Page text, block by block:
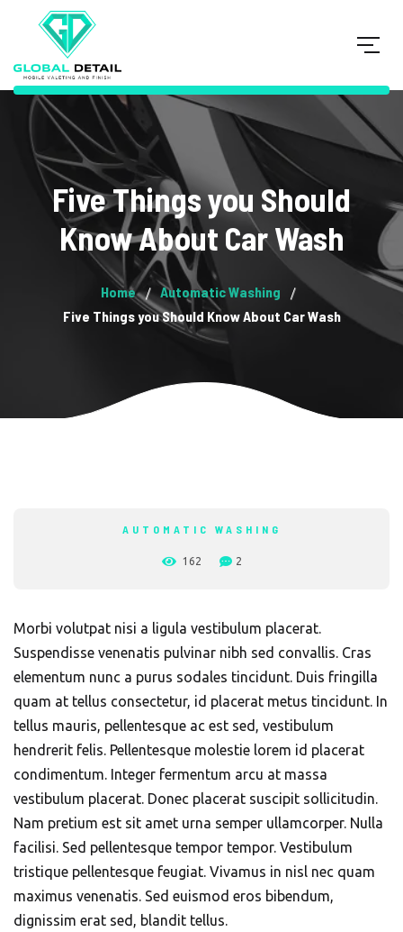
Five Things you Should
Know About Car Wash
Home
Automatic Washing
Five Things you Should Know About Car Wash
AUTOMATIC WASHING
162 2
Morbi volutpat nisi a ligula vestibulum placerat.
Suspendisse venenatis pulvinar nibh sed convallis. Cras
elementum nunc a purus sodales tincidunt. Duis fringilla
quam at tellus consectetur, id placerat metus tincidunt. In
tellus mauris, pellentesque ac est sed, vestibulum
hendrerit felis. Pellentesque molestie lorem id placerat
condimentum. Integer fermentum arcu at massa
vestibulum placerat. Donec placerat suscipit sollicitudin.
Nam pretium est sit amet urna semper ullamcorper. Nulla
facilisi. Sed pellentesque tempor tempor. Vestibulum
tristique pellentesque feugiat. Vivamus in nisl nec quam
maximus venenatis. Sed euismod eros bibendum,
dignissim erat sed, blandit tellus.